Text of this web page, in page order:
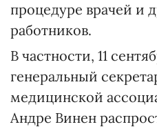
процедуре врачей и
работников.
В частности, 11
генеральный
медицинской
Андре Винен